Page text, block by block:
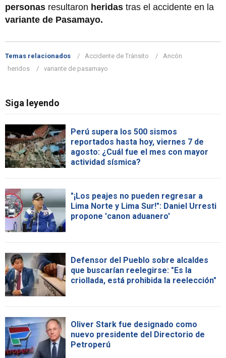
personas resultaron heridas tras el accidente en la
variante de Pasamayo.
Temas relacionados Accidente de Tránsito
Ancón
heridos
variante de pasamayo
Siga leyendo
Perú supera los 500 sismos
reportados hasta hoy, viernes 7 de
agosto: ¿Cuál fue el mes con mayor
actividad sísmica?
"¡Los peajes no pueden regresar a
Lima Norte y Lima Sur!": Daniel Urresti
propone 'canon aduanero'
Defensor del Pueblo sobre alcaldes
que buscarían reelegirse: "Es la
criollada, está prohibida la reelección"
Oliver Stark fue designado como
nuevo presidente del Directorio de
Petroperú